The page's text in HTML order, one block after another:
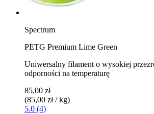
Spectrum
PETG Premium Lime Green
Uniwersalny filament o wysokiej
odporności na temperaturę
85,00 zł
(85,00 zł / kg)
5.0 (4)